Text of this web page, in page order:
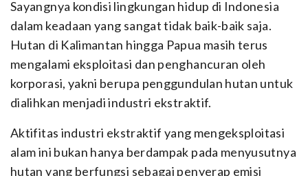
Sayangnya kondisi lingkungan hidup di Indonesia
dalam keadaan yang sangat tidak baik-baik saja.
Hutan di Kalimantan hingga Papua masih terus
mengalami eksploitasi dan penghancuran oleh
korporasi, yakni berupa penggundulan hutan untuk
dialihkan menjadi industri ekstraktif.
Aktifitas industri ekstraktif yang mengeksploitasi
alam ini bukan hanya berdampak pada menyusutnya
hutan yang berfungsi sebagai penyerap emisi